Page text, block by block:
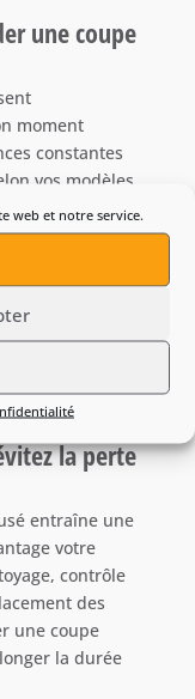
web et notre service.
une coupe
moment
constantes
vos modèles,
machines)
le nettoyage
la perte
entraîne une
votre
contrôle
des
une coupe
la durée